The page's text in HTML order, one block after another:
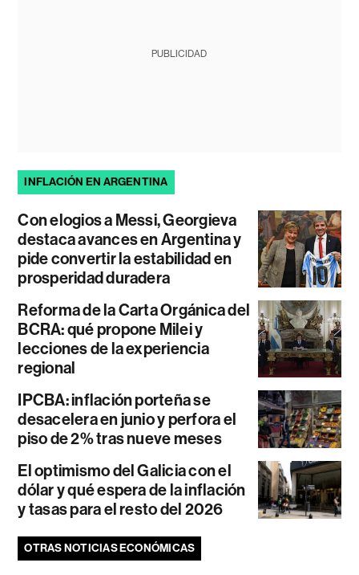
PUBLICIDAD
INFLACIÓN EN ARGENTINA
Con elogios a Messi, Georgieva
destaca avances en Argentina y
pide convertir la estabilidad en
prosperidad duradera
Reforma de la Carta Orgánica del
BCRA: qué propone Milei y
lecciones de la experiencia
regional
IPCBA: inflación porteña se
desacelera en junio y perfora el
piso de 2% tras nueve meses
El optimismo del Galicia con el
dólar y qué espera de la inflación
y tasas para el resto del 2026
OTRAS NOTICIAS ECONÓMICAS